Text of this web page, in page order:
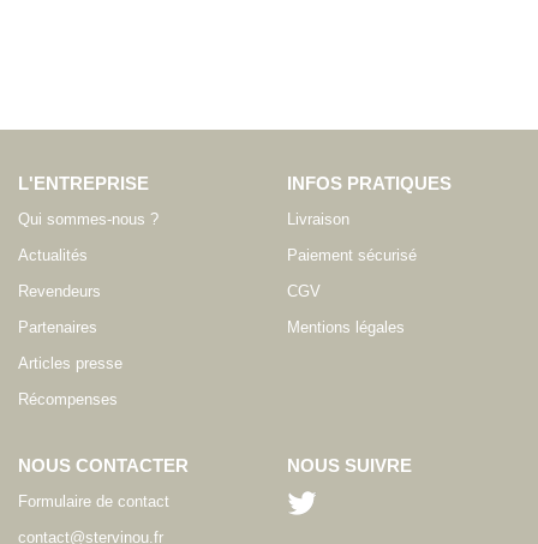
L'ENTREPRISE
Qui sommes-nous ?
Actualités
Revendeurs
Partenaires
Articles presse
Récompenses
INFOS PRATIQUES
Livraison
Paiement sécurisé
CGV
Mentions légales
NOUS CONTACTER
Formulaire de contact
contact@stervinou.fr
NOUS SUIVRE